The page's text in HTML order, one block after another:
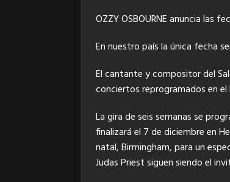
OZZY OSBOURNE anuncia las
En nuestro país la única fecha
El cantante y compositor del
conciertos reprogramados en el
La gira de seis semanas se
finalizará el 7 de diciembre en
natal, Birmingham, para un
Judas Priest siguen siendo el